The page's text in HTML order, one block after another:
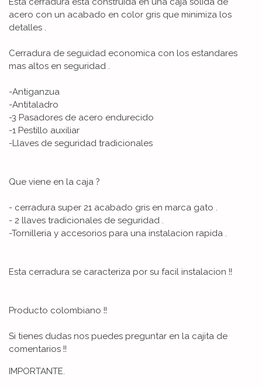
acero con un acabado en color gris que minimiza los
detalles .
Cerradura de seguidad economica con los estandares
mas altos en seguridad .
-Antiganzua
-Antitaladro
-3 Pasadores de acero endurecido
-1 Pestillo auxiliar
-Llaves de seguridad tradicionales
Que viene en la caja ?
- cerradura super 21 acabado gris en marca gato .
- 2 llaves tradicionales de seguridad .
-Tornilleria y accesorios para una instalacion rapida .
Esta cerradura se caracteriza por su facil instalacion !!
Producto colombiano !!
Si tienes dudas nos puedes preguntar en la cajita de
comentarios !!
IMPORTANTE.